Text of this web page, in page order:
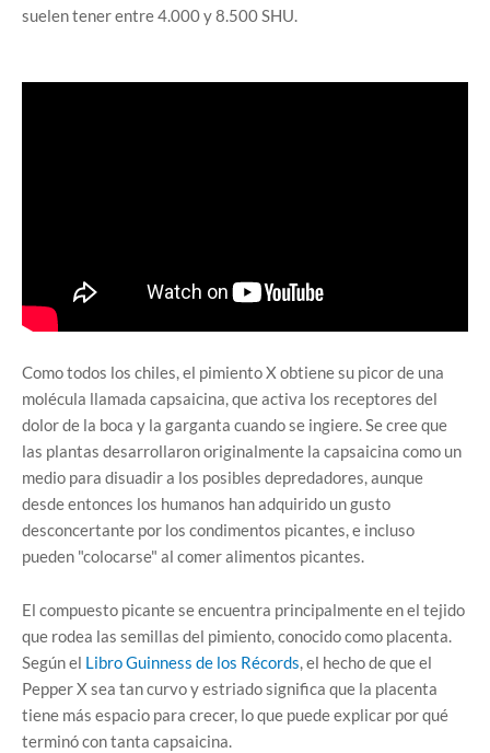
suelen tener entre 4.000 y 8.500 SHU.
Como todos los chiles, el pimiento X obtiene su picor de una
molécula llamada capsaicina, que activa los receptores del
dolor de la boca y la garganta cuando se ingiere. Se cree que
las plantas desarrollaron originalmente la capsaicina como un
medio para disuadir a los posibles depredadores, aunque
desde entonces los humanos han adquirido un gusto
desconcertante por los condimentos picantes, e incluso
pueden "colocarse" al comer alimentos picantes.
El compuesto picante se encuentra principalmente en el tejido
que rodea las semillas del pimiento, conocido como placenta.
Según el Libro Guinness de los Récords, el hecho de que el
Pepper X sea tan curvo y estriado significa que la placenta
tiene más espacio para crecer, lo que puede explicar por qué
terminó con tanta capsaicina.